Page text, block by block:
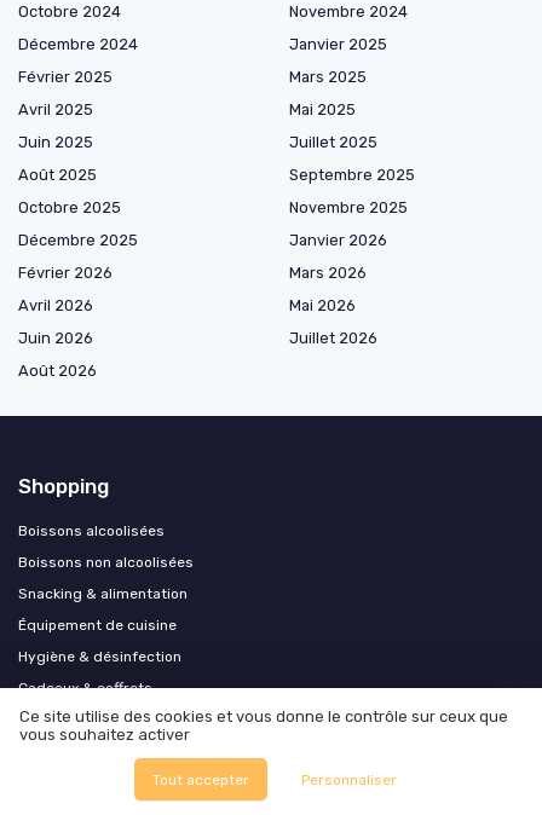
Octobre 2024
Novembre 2024
Décembre 2024
Janvier 2025
Février 2025
Mars 2025
Avril 2025
Mai 2025
Juin 2025
Juillet 2025
Août 2025
Septembre 2025
Octobre 2025
Novembre 2025
Décembre 2025
Janvier 2026
Février 2026
Mars 2026
Avril 2026
Mai 2026
Juin 2026
Juillet 2026
Août 2026
Shopping
Boissons alcoolisées
Boissons non alcoolisées
Snacking & alimentation
Équipement de cuisine
Hygiène & désinfection
Cadeaux & coffrets
Epicerie du monde
Accessoires pour epicerie et boisson
Ce site utilise des cookies et vous donne le contrôle sur ceux que
vous souhaitez activer
Tout accepter Personnaliser